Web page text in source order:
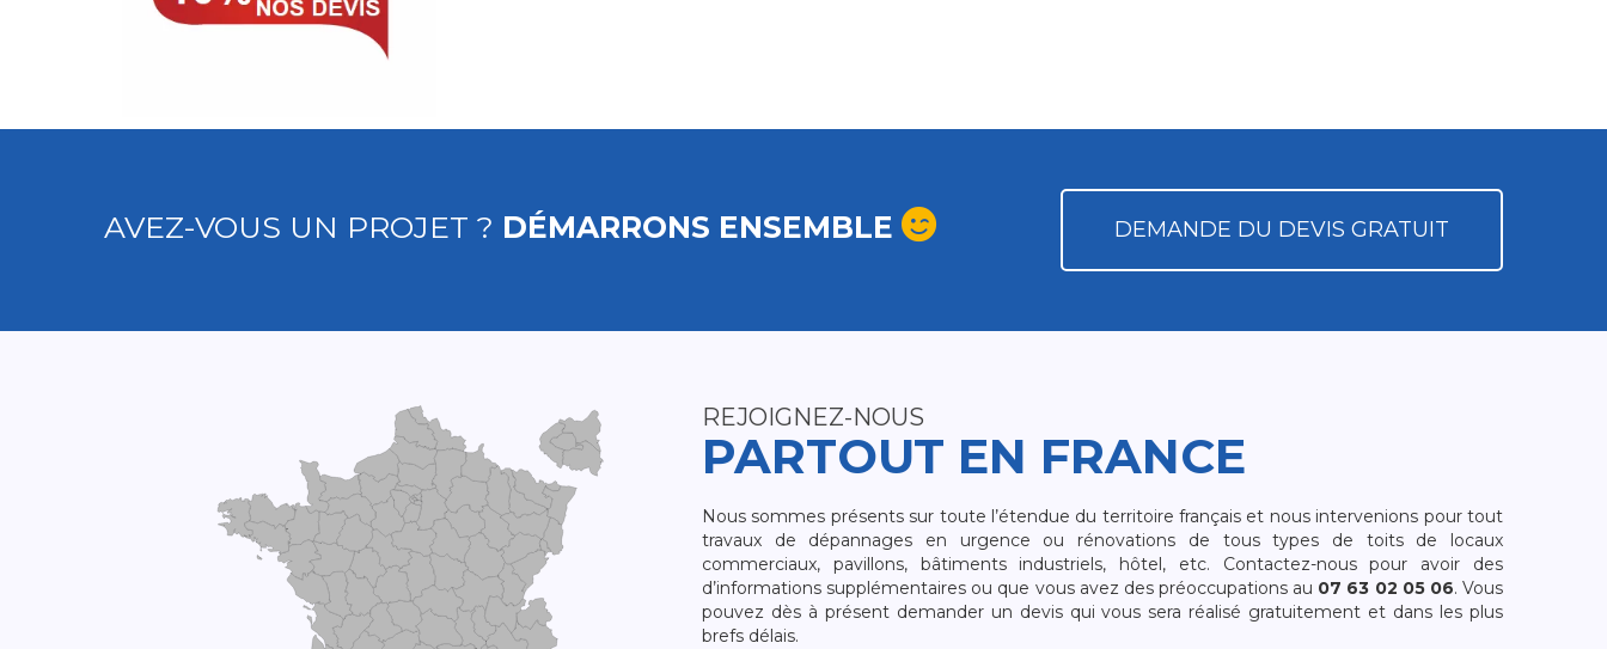
AVEZ-VOUS UN PROJET ? DÉMARRONS ENSEMBLE DEMANDE DU DEVIS GRATUIT
REJOIGNEZ-NOUS
PARTOUT EN FRANCE
Nous sommes présents sur toute l’étendue du territoire français et nous intervenions pour tout
travaux de dépannages en urgence ou rénovations de tous types de toits de locaux
commerciaux, pavillons, bâtiments industriels, hôtel, etc. Contactez-nous pour avoir des
d’informations supplémentaires ou que vous avez des préoccupations au 07 63 02 05 06. Vous
pouvez dès à présent demander un devis qui vous sera réalisé gratuitement et dans les plus
brefs délais.